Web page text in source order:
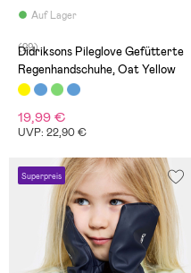
Auf Lager
(29)
Didriksons Pileglove Gefütterte
Regenhandschuhe, Oat Yellow
19,99 €
UVP: 22,90 €
Superpreis